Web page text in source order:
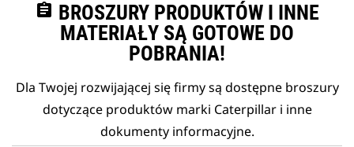
assignment BROSZURY PRODUKTÓW I INNE
MATERIAŁY SĄ GOTOWE DO
POBRANIA!
Dla Twojej rozwijającej się firmy są dostępne broszury
dotyczące produktów marki Caterpillar i inne
dokumenty informacyjne.